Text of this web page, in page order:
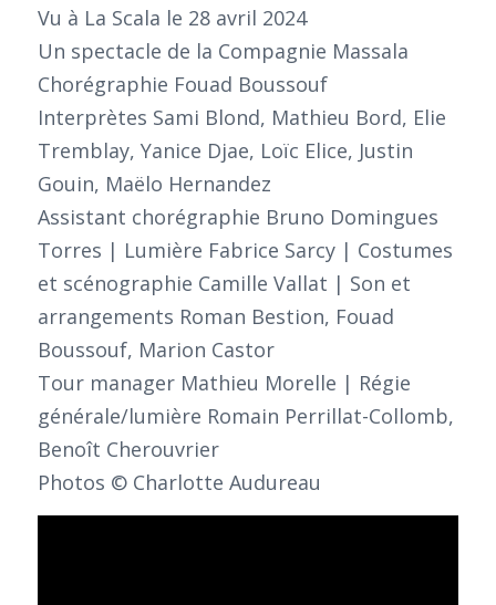
Vu à La Scala le 28 avril 2024
Un spectacle de la Compagnie Massala
Chorégraphie Fouad Boussouf
Interprètes Sami Blond, Mathieu Bord, Elie
Tremblay, Yanice Djae, Loïc Elice, Justin
Gouin, Maëlo Hernandez
Assistant chorégraphie Bruno Domingues
Torres | Lumière Fabrice Sarcy | Costumes
et scénographie Camille Vallat | Son et
arrangements Roman Bestion, Fouad
Boussouf, Marion Castor
Tour manager Mathieu Morelle | Régie
générale/lumière Romain Perrillat-Collomb,
Benoît Cherouvrier
Photos © Charlotte Audureau